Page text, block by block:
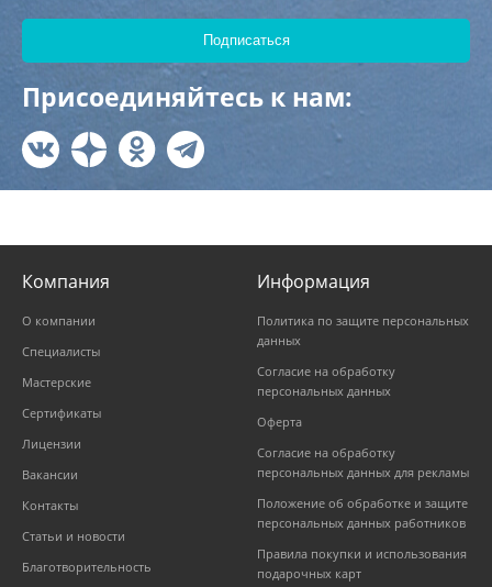
Присоединяйтесь к нам:
Компания
О компании
Специалисты
Мастерские
Сертификаты
Лицензии
Вакансии
Контакты
Статьи и новости
Благотворительность
Информация
Политика по защите персональных
данных
Согласие на обработку
персональных данных
Оферта
Согласие на обработку
персональных данных для рекламы
Положение об обработке и защите
персональных данных работников
Правила покупки и использования
подарочных карт